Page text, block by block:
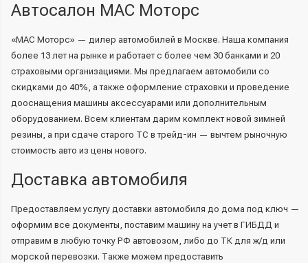
Автосалон МАС Моторс
«МАС Моторс» — дилер автомобилей в Москве. Наша компания
более 13 лет на рынке и работает с более чем 30 банками и 20
страховыми организациями. Мы предлагаем автомобили со
скидками до 40%, а также оформление страховки и проведение
дооснащения машины аксессуарами или дополнительным
оборудованием. Всем клиентам дарим комплект новой зимней
резины, а при сдаче старого ТС в трейд-ин — вычтем рыночную
стоимость авто из цены нового.
Доставка автомобиля
Предоставляем услугу доставки автомобиля до дома под ключ —
оформим все документы, поставим машину на учет в ГИБДД и
отправим в любую точку РФ автовозом, либо до ТК для ж/д или
морской перевозки. Также можем предоставить